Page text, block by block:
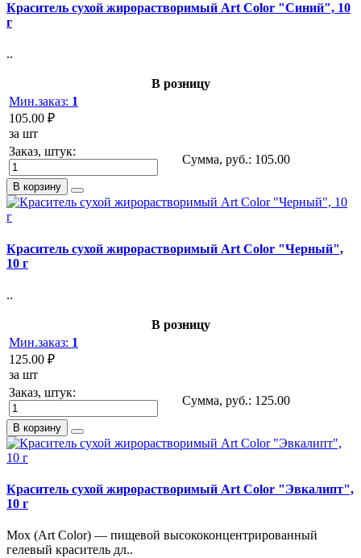
Краситель сухой жирорастворимый Art Color "Синий", 10
г
..
В розницу
Мин.заказ: 1
105.00 ₽
за шт
Заказ, штук:
Сумма, руб.: 105.00
В корзину
Краситель сухой жирорастворимый Art Color "Черный",
10 г
..
В розницу
Мин.заказ: 1
125.00 ₽
за шт
Заказ, штук:
Сумма, руб.: 125.00
В корзину
Краситель сухой жирорастворимый Art Color "Эвкалипт",
10 г
Мох (Art Color) — пищевой высококонцентрированный
гелевый краситель дл..